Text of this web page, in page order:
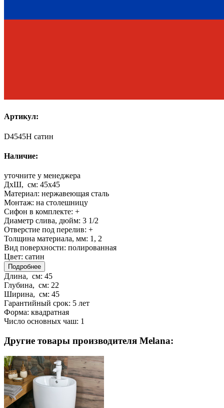
Артикул:
D4545H сатин
Наличие:
уточните у менеджера
ДхШ, см: 45x45
Материал: нержавеющая сталь
Монтаж: на столешницу
Сифон в комплекте: +
Диаметр слива, дюйм: 3 1/2
Отверстие под перелив: +
Толщина материала, мм: 1, 2
Вид поверхности: полированная
Цвет: сатин
Подробнее
Длина, см: 45
Глубина, см: 22
Ширина, см: 45
Гарантийный срок: 5 лет
Форма: квадратная
Число основных чаш: 1
Другие товары производителя Melana: